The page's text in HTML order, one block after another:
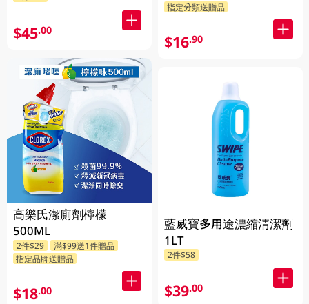
$45.00
高樂氏潔廁劑檸檬
500ML
2件$29
滿$99送1件贈品
指定品牌送贈品
$18.00
指定分類送贈品
$16.90
藍威寶多用途濃縮清潔劑
1LT
2件$58
$39.00